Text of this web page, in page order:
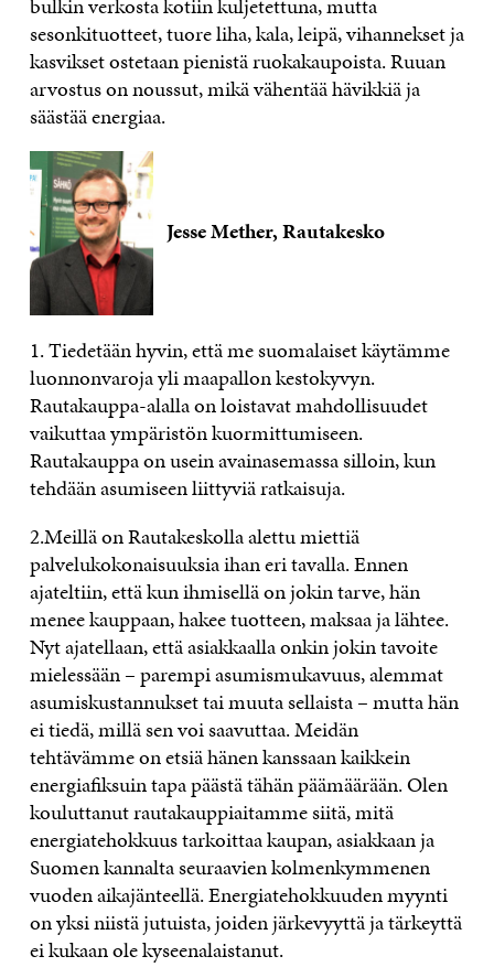
bulkin verkosta kotiin kuljetettuna, mutta
sesonkituotteet, tuore liha, kala, leipä, vihannekset ja
kasvikset ostetaan pienistä ruokakaupoista. Ruuan
arvostus on noussut, mikä vähentää hävikkiä ja
säästää energiaa.
Jesse Mether, Rautakesko
1. Tiedetään hyvin, että me suomalaiset käytämme
luonnonvaroja yli maapallon kestokyvyn.
Rautakauppa-alalla on loistavat mahdollisuudet
vaikuttaa ympäristön kuormittumiseen.
Rautakauppa on usein avainasemassa silloin, kun
tehdään asumiseen liittyviä ratkaisuja.
2.Meillä on Rautakeskolla alettu miettiä
palvelukokonaisuuksia ihan eri tavalla. Ennen
ajateltiin, että kun ihmisellä on jokin tarve, hän
menee kauppaan, hakee tuotteen, maksaa ja lähtee.
Nyt ajatellaan, että asiakkaalla onkin jokin tavoite
mielessään – parempi asumismukavuus, alemmat
asumiskustannukset tai muuta sellaista – mutta hän
ei tiedä, millä sen voi saavuttaa. Meidän
tehtävämme on etsiä hänen kanssaan kaikkein
energiafiksuin tapa päästä tähän päämäärään. Olen
kouluttanut rautakauppiaitamme siitä, mitä
energiatehokkuus tarkoittaa kaupan, asiakkaan ja
Suomen kannalta seuraavien kolmenkymmenen
vuoden aikajänteellä. Energiatehokkuuden myynti
on yksi niistä jutuista, joiden järkevyyttä ja tärkeyttä
ei kukaan ole kyseenalaistanut.